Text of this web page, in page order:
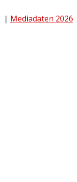
| Mediadaten 2026